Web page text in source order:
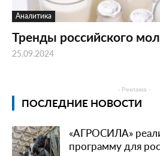
Аналитика
Тренды российского
25.09.2024
- Реклама -
ПОСЛЕДНИЕ НОВОСТИ
«АГРОСИЛА»
программу для